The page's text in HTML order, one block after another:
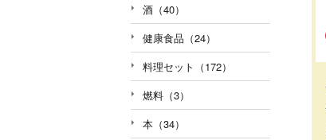
酒（40）
健康食品（24）
料理セット（172）
燃料（3）
本（34）